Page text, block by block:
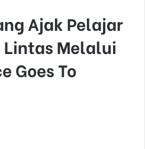
Ajak Pelajar
Melalui
Goes To